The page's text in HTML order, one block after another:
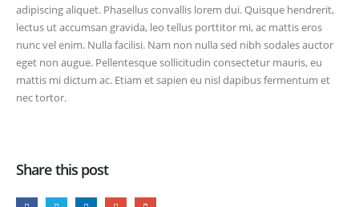
adipiscing aliquet. Phasellus convallis lorem dui. Quisque hendrerit,
lectus ut accumsan gravida, leo tellus porttitor mi, ac mattis eros
nunc vel enim. Nulla facilisi. Nam non nulla sed nibh sodales auctor
eget non augue. Pellentesque sollicitudin consectetur mauris, eu
mattis mi dictum ac. Etiam et sapien eu nisl dapibus fermentum et
nec tortor.
Share this post